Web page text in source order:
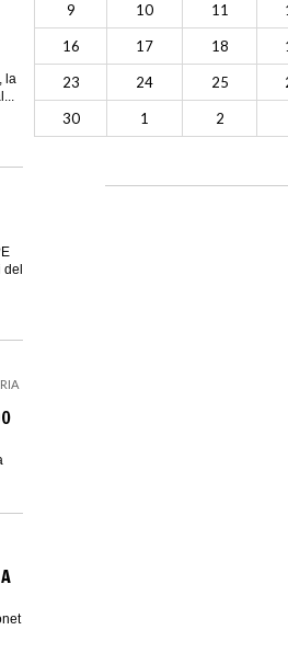
la
del
9 10 11
16 17 18
23 24 25
30 1 2